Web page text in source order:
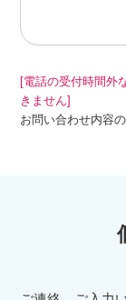
[電話の受付時間外
きません]
お問い合わせ内容